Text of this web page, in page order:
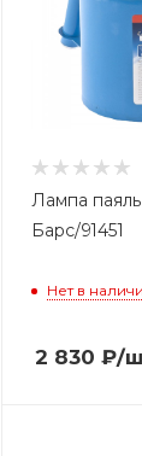
Лампа
Барс/91451
Нет в
2 830 ₽/